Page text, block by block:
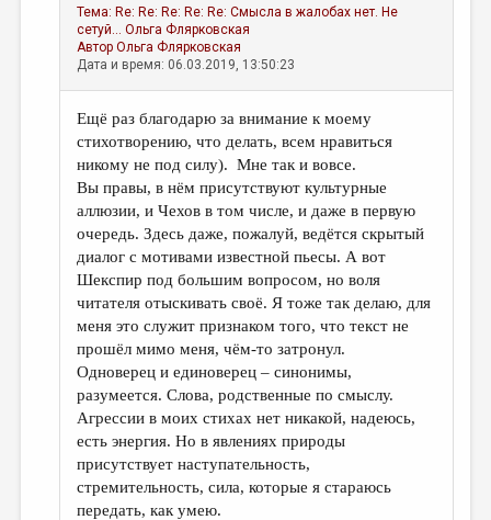
Тема: Re: Re: Re: Re: Re: Смысла в жалобах нет. Не
сетуй... Ольга Флярковская
АвторОльга Флярковская
Дата и время: 06.03.2019, 13:50:23
Ещё раз благодарю за внимание к моему
стихотворению, что делать, всем нравиться
никому не под силу). Мне так и вовсе.
Вы правы, в нём присутствуют культурные
аллюзии, и Чехов в том числе, и даже в первую
очередь. Здесь даже, пожалуй, ведётся скрытый
диалог с мотивами известной пьесы. А вот
Шекспир под большим вопросом, но воля
читателя отыскивать своё. Я тоже так делаю, для
меня это служит признаком того, что текст не
прошёл мимо меня, чём-то затронул.
Одноверец и единоверец – синонимы,
разумеется. Слова, родственные по смыслу.
Агрессии в моих стихах нет никакой, надеюсь,
есть энергия. Но в явлениях природы
присутствует наступательность,
стремительность, сила, которые я стараюсь
передать, как умею.